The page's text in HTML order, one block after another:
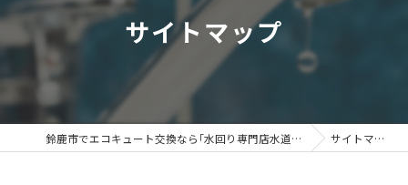
サイトマップ
鈴鹿市でエコキュート交換なら｢水回り専門店水道キング｣ サイトマップ